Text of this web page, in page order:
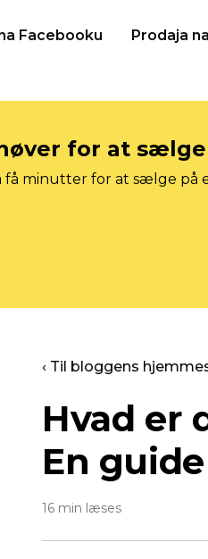
Facebooku Prodaja
for at
minutter for at sælge på
‹ Til bloggens
Hvad er
En
16 min læses